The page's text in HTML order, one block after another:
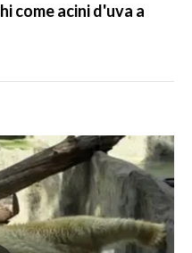
come acini d'uva a